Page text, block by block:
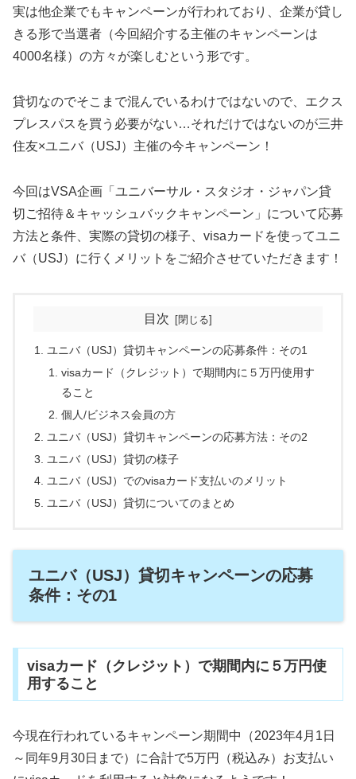
実は他企業でもキャンペーンが行われており、企業が貸し
きる形で当選者（今回紹介する主催のキャンペーンは
4000名様）の方々が楽しむという形です。
貸切なのでそこまで混んでいるわけではないので、エクス
プレスパスを買う必要がない…それだけではないのが三井
住友×ユニバ（USJ）主催の今キャンペーン！
今回はVSA企画「ユニバーサル・スタジオ・ジャパン貸
切ご招待＆キャッシュバックキャンペーン」について応募
方法と条件、実際の貸切の様子、visaカードを使ってユニ
バ（USJ）に行くメリットをご紹介させていただきます！
目次
ユニバ（USJ）貸切キャンペーンの応募条件：その1
visaカード（クレジット）で期間内に５万円使用す
ること
個人/ビジネス会員の方
ユニバ（USJ）貸切キャンペーンの応募方法：その2
ユニバ（USJ）貸切の様子
ユニバ（USJ）でのvisaカード支払いのメリット
ユニバ（USJ）貸切についてのまとめ
ユニバ（USJ）貸切キャンペーンの応募
条件：その1
visaカード（クレジット）で期間内に５万円使
用すること
今現在行われているキャンペーン期間中（2023年4月1日
～同年9月30日まで）に合計で5万円（税込み）お支払い